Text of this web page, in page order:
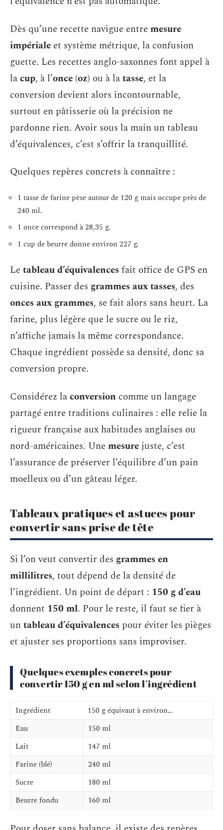
Dès qu’une recette navigue entremesure
impériale et système métrique, la confusion
guette. Les recettes anglo-saxonnes font appel à
lacup, à l’once (oz) ou à latasse, et la
conversion devient alors incontournable,
surtout en pâtisserie où la précision ne
pardonne rien. Avoir sous la main un tableau
d’équivalences, c’est s’offrir la tranquillité.
Quelques repères concrets à connaître :
1 tasse de farine pèse autour de 120 g mais occupe près de
240 ml.
1 once correspond à 28,35 g.
1 cup de beurre donne environ 227 g.
Letableau d’équivalencesfait office de GPS en
cuisine. Passer des grammes aux tasses, des
onces aux grammes, se fait alors sans heurt. La
farine, plus légère que le sucre ou le riz,
n’affiche jamais la même correspondance.
Chaque ingrédient possède sa densité, donc sa
conversion propre.
Considérez laconversion comme un langage
partagé entre traditions culinaires : elle relie la
rigueur française aux habitudes anglaises ou
nord-américaines. Unemesure juste, c’est
l’assurance de préserver l’équilibre d’un pain
moelleux ou d’un gâteau léger.
Tableaux pratiques et astuces pour
convertir sans prise de tête
Si l’on veut convertir des grammes en
millilitres, tout dépend de la densité de
l’ingrédient. Un point de départ : 150 g d’eau
donnent 150 ml. Pour le reste, il faut se fier à
untableau d’équivalences pour éviter les pièges
et ajuster ses proportions sans improviser.
Quelques exemples concrets pour
convertir 150 g en ml selon l’ingrédient
Ingrédient
150 g équivaut à environ…
Eau
150 ml
Lait
147 ml
Farine (blé)
240 ml
Sucre
180 ml
Beurre fondu
160 ml